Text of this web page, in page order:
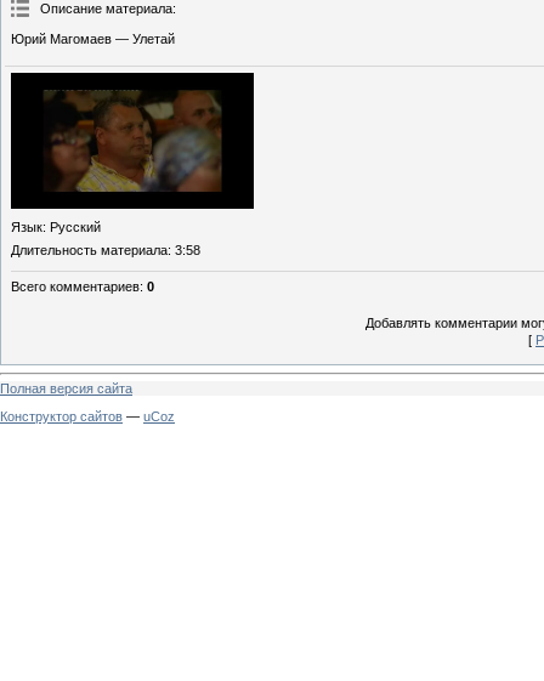
Описание материала:
Юрий Магомаев — Улетай
Язык: Русский
Длительность материала: 3:58
Всего комментариев: 0
Добавлять комментарии
[
Полная версия сайта
Конструктор сайтов — uCoz